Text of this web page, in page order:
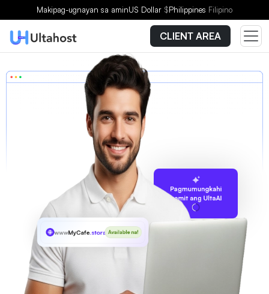
Makipag-ugnayan sa aminUS Dollar $Philippines Filipino
CLIENT AREA
Pagmumungkahi
gamit ang UltaAI
wwwMyCafe.storageAvailable na!